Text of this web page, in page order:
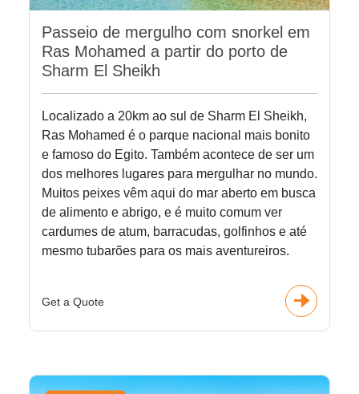
Passeio de mergulho com snorkel em
Ras Mohamed a partir do porto de
Sharm El Sheikh
Localizado a 20km ao sul de Sharm El Sheikh,
Ras Mohamed é o parque nacional mais bonito
e famoso do Egito. Também acontece de ser um
dos melhores lugares para mergulhar no mundo.
Muitos peixes vêm aqui do mar aberto em busca
de alimento e abrigo, e é muito comum ver
cardumes de atum, barracudas, golfinhos e até
mesmo tubarões para os mais aventureiros.
Get a Quote